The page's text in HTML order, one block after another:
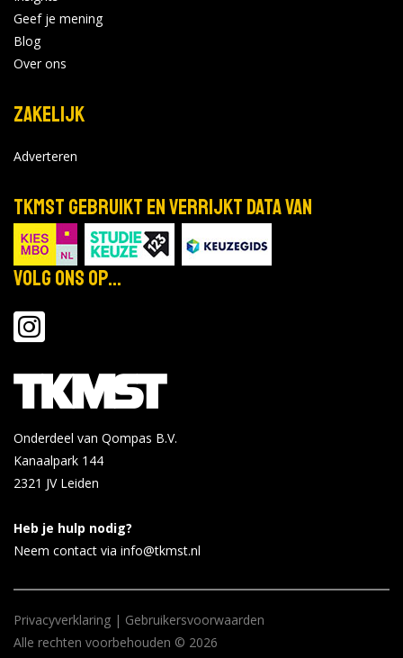
Geef je mening
Blog
Over ons
Zakelijk
Adverteren
TKMST gebruikt en verrijkt data van
Volg ons op...
Onderdeel van Qompas B.V.
Kanaalpark 144
2321 JV Leiden
Heb je hulp nodig?
Neem contact via info@tkmst.nl
Privacyverklaring | Gebruikersvoorwaarden
Alle rechten voorbehouden © 2026